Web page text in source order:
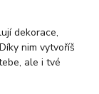
dekorace,
nim vytvoříš
ale i tvé